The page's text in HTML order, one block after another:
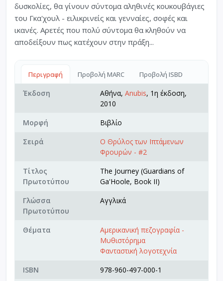
δυσκολίες, θα γίνουν σύντομα αληθινές κουκουβάγιες
του Γκα'χουλ - ειλικρινείς και γενναίες, σοφές και
ικανές. Αρετές που πολύ σύντομα θα κληθούν να
αποδείξουν πως κατέχουν στην πράξη...
Περιγραφή Προβολή MARC Προβολή ISBD
Έκδοση Αθήνα, Anubis, 1η έκδοση,
2010
Μορφή
Βιβλίο
Σειρά
Ο Θρύλος των Ιπτάμενων
Φρουρών - #2
Τίτλος
Πρωτοτύπου
The Journey (Guardians of
Ga'Hoole, Book II)
Γλώσσα
Πρωτοτύπου
Αγγλικά
Θέματα
Αμερικανική πεζογραφία -
Μυθιστόρημα
Φανταστική λογοτεχνία
ISBN
978-960-497-000-1